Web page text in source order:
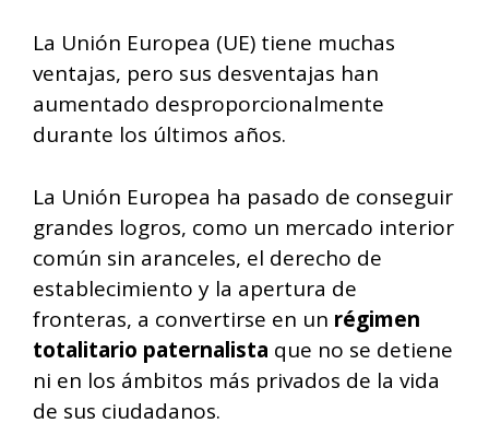
La Unión Europea (UE) tiene muchas
ventajas, pero sus desventajas han
aumentado desproporcionalmente
durante los últimos años.
La Unión Europea ha pasado de conseguir
grandes logros, como un mercado interior
común sin aranceles, el derecho de
establecimiento y la apertura de
fronteras, a convertirse en un régimen
totalitario paternalista que no se detiene
ni en los ámbitos más privados de la vida
de sus ciudadanos.